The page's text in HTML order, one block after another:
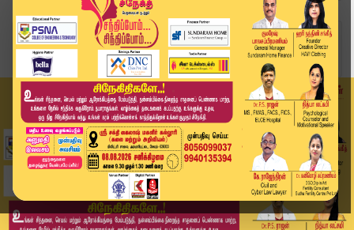
Home
வீடியோ ஸ்டோரி
நாளை தண்ணீர் திறக்கப்படாது..! மேட்டூர் அணை விவக...